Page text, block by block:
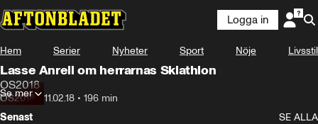
Logga in
Hem Serier Nyheter Sport Nöje Livsstil
Lasse Anrell om herrarnas Skiathlon
OS2018
OS2018• 11.02.18 • 196 min
Se mer
Senast
SE ALLA